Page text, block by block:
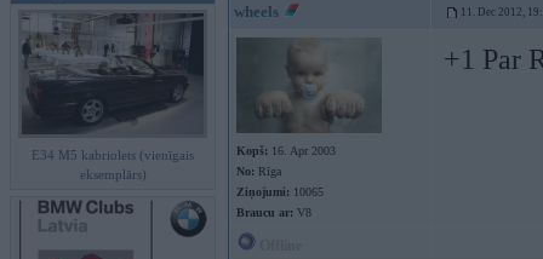
E34 M5 kabriolets (vienīgais
eksemplārs)
wheels 11. Dec 2012,
Kopš: 16. Apr 2003
No: Rīga
Ziņojumi: 10065
Braucu ar: V8
+1 Par